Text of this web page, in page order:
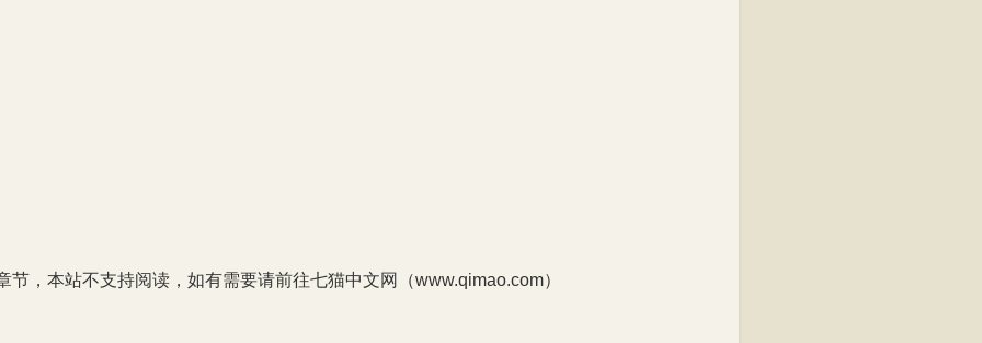
节，本站不支持阅读，如有需要请前往七猫中文网（www.qimao.com）